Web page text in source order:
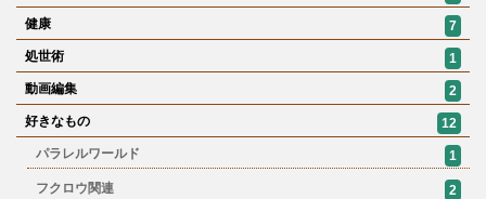
健康
7
処世術
1
動画編集
2
好きなもの
12
パラレルワールド
1
フクロウ関連 2